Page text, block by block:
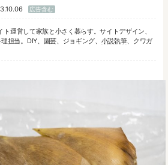
広告含む
ト運営して家族と小さく暮らす。サイトデザイン、
担当。DIY、園芸、ジョギング、 小説執筆、クワガ